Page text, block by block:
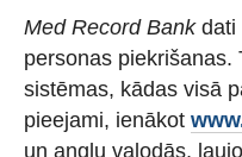
Med Record Bankdati
personas
sistēmas, kādas visā
pieejami, ienākot
un angļu valodās,